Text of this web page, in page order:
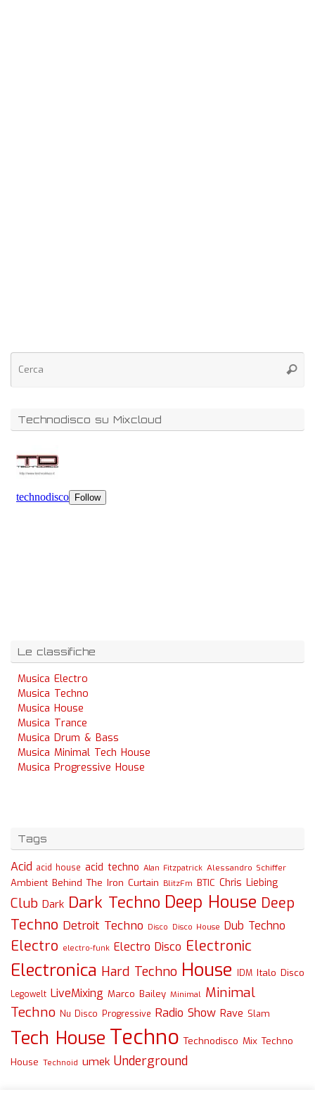
Technodisco su Mixcloud
Le classifiche
Musica Electro
Musica Techno
Musica House
Musica Trance
Musica Drum & Bass
Musica Minimal Tech House
Musica Progressive House
Tags
Acid acid house acid techno Alan Fitzpatrick Alessandro Schiffer
Ambient Behind The Iron Curtain BlitzFm BTIC Chris Liebing
Club Dark Dark Techno Deep House Deep
Techno Detroit Techno Disco Disco House Dub Techno
Electro electro-funk Electro Disco Electronic
Electronica Hard Techno House IDM Italo Disco
Legowelt LiveMixing Marco Bailey Minimal Minimal
Techno Nu Disco Progressive Radio Show Rave Slam
Tech House Techno Technodisco Mix Techno
House Technoid umek Underground